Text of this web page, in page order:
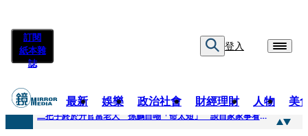
訂閱
紙本雜
誌
登入
最新 娛樂 政治社會 財經理財 人物 美
快訊
二把手終於升官當老大 孫鵬自嘲「命太短」 談自家家事看超開：誰家鍋底沒灰塵